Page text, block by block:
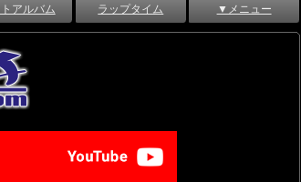
アルバム ラップタイム ▼メニュー